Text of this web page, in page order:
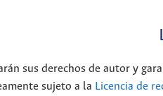
sus derechos de autor y
sujeto a la Licencia de